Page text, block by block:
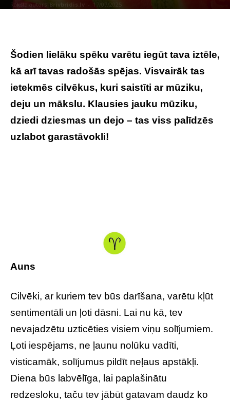
Raksta autors Brivbridis.lv 17/07/2025
Šodien lielāku spēku varētu iegūt tava iztēle,
kā arī tavas radošās spējas. Visvairāk tas
ietekmēs cilvēkus, kuri saistīti ar mūziku,
deju un mākslu. Klausies jauku mūziku,
dziedi dziesmas un dejo – tas viss palīdzēs
uzlabot garastāvokli!
Auns
Cilvēki, ar kuriem tev būs darīšana, varētu kļūt
sentimentāli un ļoti dāsni. Lai nu kā, tev
nevajadzētu uzticēties visiem viņu solījumiem.
Ļoti iespējams, ne ļaunu nolūku vadīti,
visticamāk, solījumus pildīt neļaus apstākļi.
Diena būs labvēlīga, lai paplašinātu
redzesloku, taču tev jābūt gatavam daudz ko